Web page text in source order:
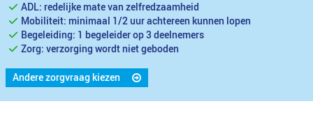
ADL: redelijke mate van zelfredzaamheid
Mobiliteit: minimaal 1/2 uur achtereen kunnen lopen
Begeleiding: 1 begeleider op 3 deelnemers
Zorg: verzorging wordt niet geboden
Andere zorgvraag kiezen